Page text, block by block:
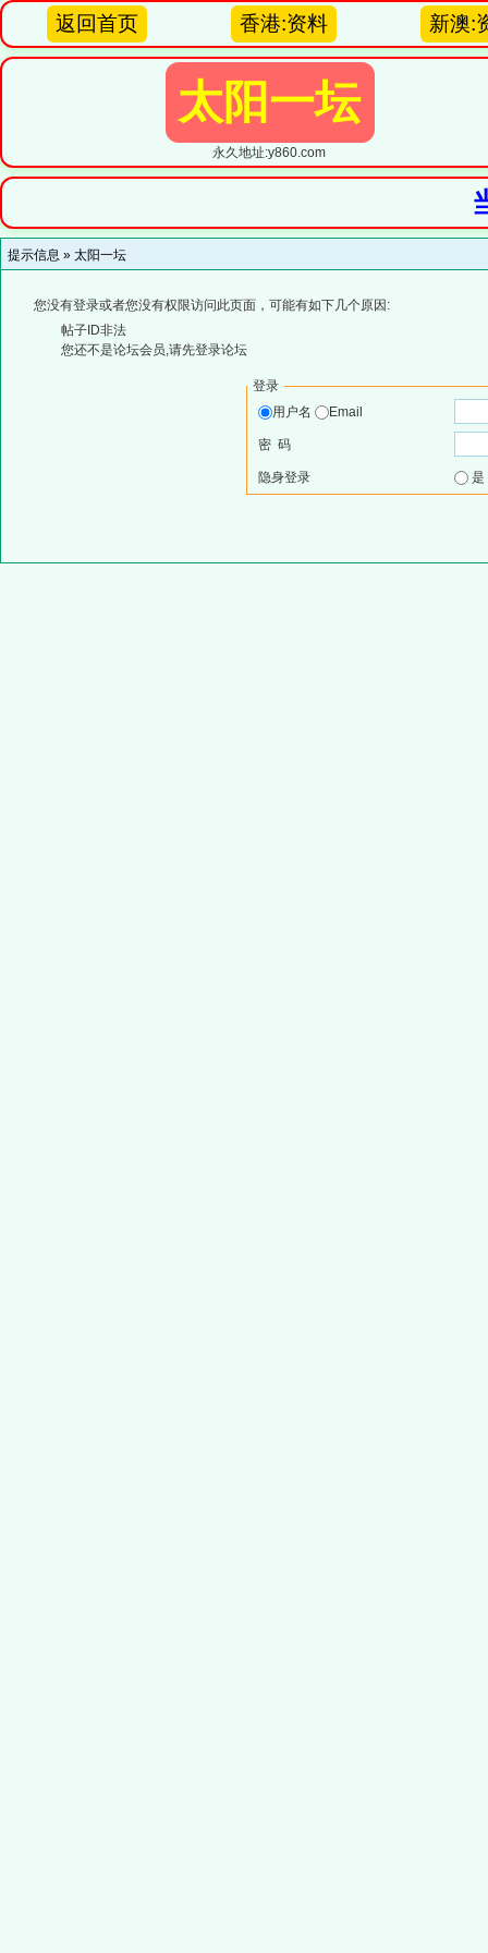
返回首页 香港:资料 新澳:
太阳一坛
永久地址:y860.com
提示信息 » 太阳一坛
您没有登录或者您没有权限访问此页面，可能有如下几个原因:
帖子ID非法
您还不是论坛会员,请先登录论坛
登录
用户名
Email
密 码
隐身登录